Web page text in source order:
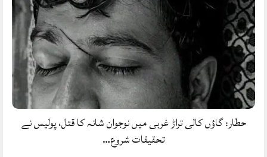
حطار: گاؤں کالی تراڑ غربی میں نوجوان شانہ کا قتل، پولیس نے
تحقیقات شروع…